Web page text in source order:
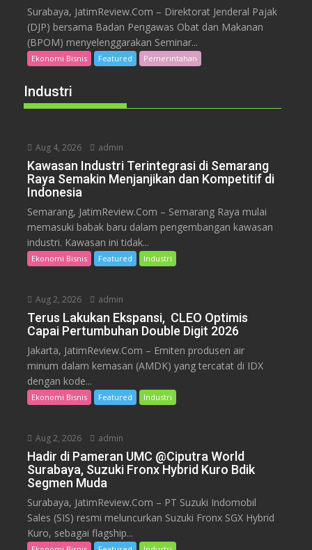
Surabaya, JatimReview.Com – Direktorat Jenderal Pajak
(DJP) bersama Badan Pengawas Obat dan Makanan
(BPOM) menyelenggarakan Seminar...
Ekonomi Bisnis Featured Pemerintahan
Industri
Aug 4, 2026 admin
Kawasan Industri Terintegrasi di Semarang
Raya Semakin Menjanjikan dan Kompetitif di
Indonesia
Semarang, JatimReview.Com – Semarang Raya mulai
memasuki babak baru dalam pengembangan kawasan
industri. Kawasan ini tidak...
Ekonomi Bisnis Featured Industri
Aug 2, 2026 admin
Terus Lakukan Ekspansi, CLEO Optimis
Capai Pertumbuhan Double Digit 2026
Jakarta, JatimReview.Com – Emiten produsen air
minum dalam kemasan (AMDK) yang tercatat di IDX
dengan kode...
Ekonomi Bisnis Featured Industri
Aug 2, 2026 admin
Hadir di Pameran UMC @Ciputra World
Surabaya, Suzuki Fronx Hybrid Kuro Bdik
Segmen Muda
Surabaya, JatimReview.Com – PT Suzuki Indomobil
Sales (SIS) resmi meluncurkan Suzuki Fronx SGX Hybrid
Kuro, sebagai flagship...